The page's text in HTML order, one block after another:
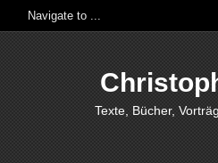
Texte, Bücher,